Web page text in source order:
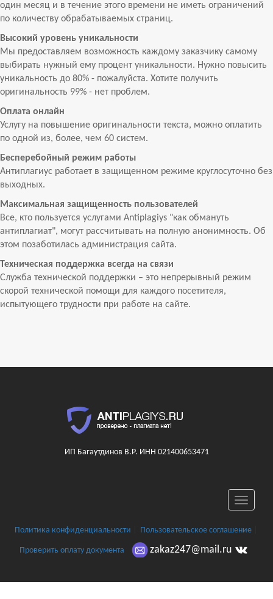
один месяц и в течение этого времени не иметь ограничений
по количеству обрабатываемых страниц.
Высокий уровень уникальности
Мы предоставляем возможность каждому заказчику самому
выбирать нужный ему процент уникальности. Нужно повысить
уникальность до 80% - пожалуйста. Хотите получить
оригинальность 99% - нет проблем.
Оплата онлайн
Услугу на повышение оригинальности текста, можно оплатить
по одной из, более, чем 60 систем.
Бесперебойный режим работы
Антиплагиус работает в защищенном режиме круглосуточно без
выходных.
Максимальная защищенность пользователей
Все, кто пользуется услугами Antiplagiys "как обмануть
антиплагиат", могут рассчитывать на полную анонимность. Об
этом позаботилась администрация сайта.
Техническая поддержка всегда на связи
Служба технической поддержки – это непрерывный режим
скорой технической помощи для каждого посетителя,
испытующего трудности при работе на сайте.
ИП Багаутдинов В.Р. ИНН 021400653471
Toggle
Политика конфиденциальности
Пользовательское соглашение|
Проверить оплату документа zakaz247@mail.ru